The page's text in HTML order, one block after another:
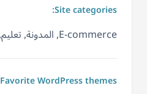
Site categories:
E-commerce, المدونة, تعليم, كراسة
Favorite WordPress themes: